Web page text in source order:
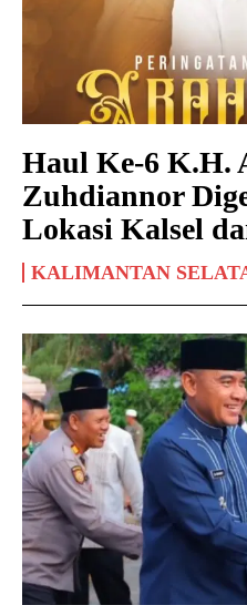
Haul Ke-6 K.H.
Zuhdiannor
Lokasi Kalsel
KALIMANTAN